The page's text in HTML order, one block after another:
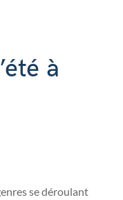
à
se déroulant